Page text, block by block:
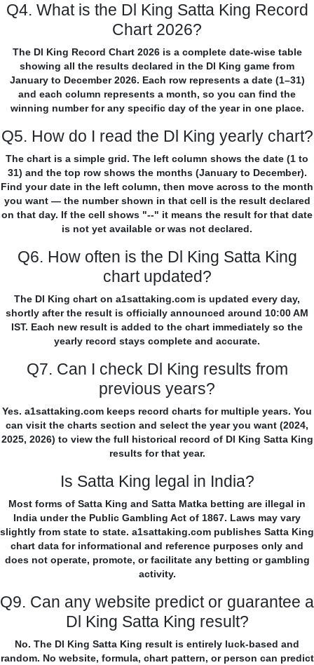
Q4. What is the Dl King Satta King Record
Chart 2026?
The Dl King Record Chart 2026 is a complete date-wise table
showing all the results declared in the Dl King game from
January to December 2026. Each row represents a date (1–31)
and each column represents a month, so you can find the
winning number for any specific day of the year in one place.
Q5. How do I read the Dl King yearly chart?
The chart is a simple grid. The left column shows the date (1 to
31) and the top row shows the months (January to December).
Find your date in the left column, then move across to the month
you want — the number shown in that cell is the result declared
on that day. If the cell shows "--" it means the result for that date
is not yet available or was not declared.
Q6. How often is the Dl King Satta King
chart updated?
The Dl King chart on a1sattaking.com is updated every day,
shortly after the result is officially announced around 10:00 AM
IST. Each new result is added to the chart immediately so the
yearly record stays complete and accurate.
Q7. Can I check Dl King results from
previous years?
Yes. a1sattaking.com keeps record charts for multiple years. You
can visit the charts section and select the year you want (2024,
2025, 2026) to view the full historical record of Dl King Satta King
results for that year.
Is Satta King legal in India?
Most forms of Satta King and Satta Matka betting are illegal in
India under the Public Gambling Act of 1867. Laws may vary
slightly from state to state. a1sattaking.com publishes Satta King
chart data for informational and reference purposes only and
does not operate, promote, or facilitate any betting or gambling
activity.
Q9. Can any website predict or guarantee a
Dl King Satta King result?
No. The Dl King Satta King result is entirely luck-based and
random. No website, formula, chart pattern, or person can predict